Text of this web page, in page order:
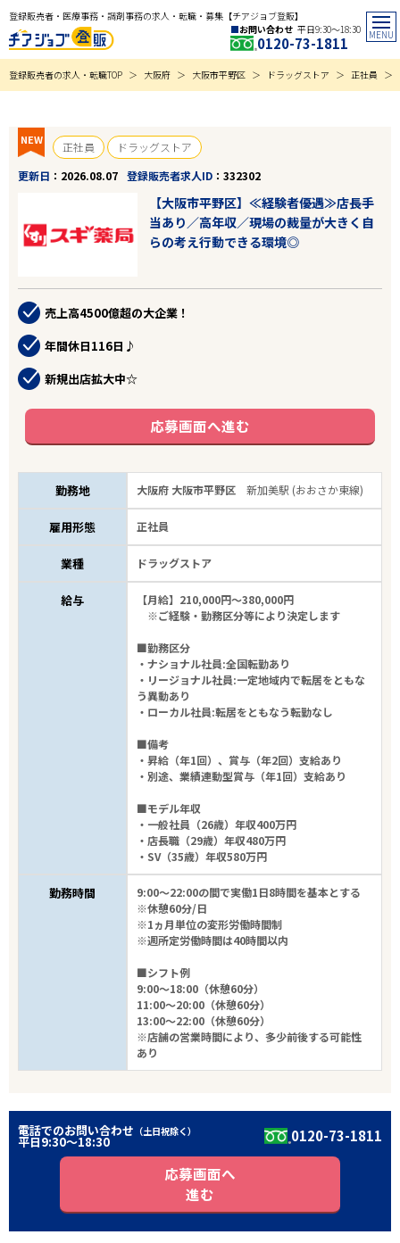
登録販売者・医療事務・調剤事務の求人・転職・募集【チアジョブ登販】
お問い合わせ 平日9:30〜18:30
0120-73-1811
登録販売者の求人・転職TOP 大阪府 大阪市平野区 ドラッグストア 正社員
NEW 正社員
ドラッグストア
更新日
2026.08.07 登録販売者求人ID 332302
【大阪市平野区】≪経験者優遇≫店長手
当あり／高年収／現場の裁量が大きく自
らの考え行動できる環境◎
売上高4500億超の大企業！
年間休日116日♪
新規出店拡大中☆
応募画面へ進む
勤務地 大阪府 大阪市平野区新加美駅 (おおさか東線)
雇用形態 正社員
業種 ドラッグストア
給与
【月給】210,000円～380,000円
※ご経験・勤務区分等により決定します
■勤務区分
・ナショナル社員:全国転勤あり
・リージョナル社員:一定地域内で転居をともな
う異動あり
・ローカル社員:転居をともなう転勤なし
■備考
・昇給（年1回）、賞与（年2回）支給あり
・別途、業績連動型賞与（年1回）支給あり
■モデル年収
・一般社員（26歳）年収400万円
・店長職（29歳）年収480万円
・SV（35歳）年収580万円
勤務時間
9:00～22:00の間で実働1日8時間を基本とする
※休憩60分/日
※1ヵ月単位の変形労働時間制
※週所定労働時間は40時間以内
■シフト例
9:00～18:00（休憩60分）
11:00～20:00（休憩60分）
13:00～22:00（休憩60分）
※店舗の営業時間により、多少前後する可能性
あり
電話でのお問い合わせ （土日祝除く）
平日9:30〜18:30 0120-73-1811
応募画面へ
進む